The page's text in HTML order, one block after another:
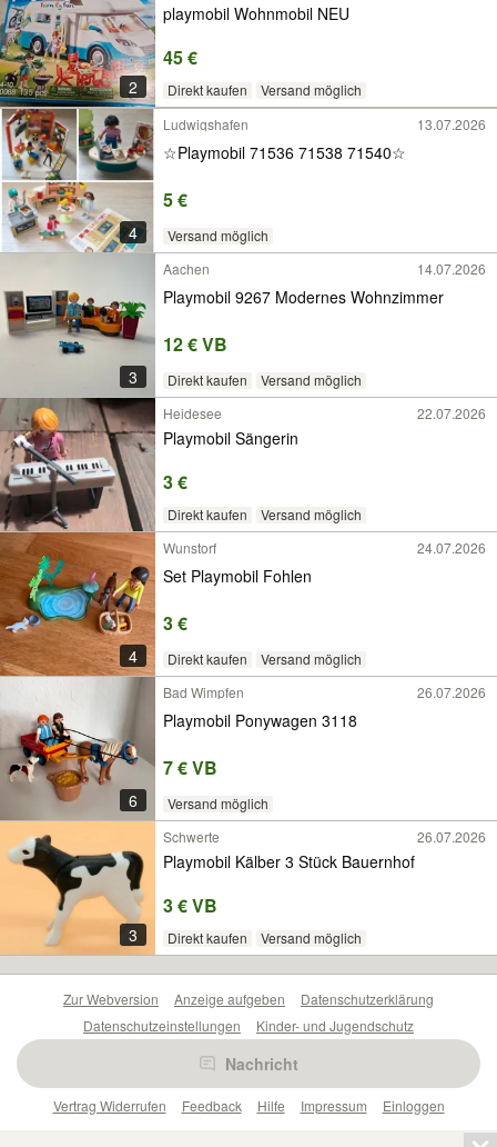
2
playmobil Wohnmobil NEU
45 €
Direkt kaufen Versand möglich
4
Ludwigshafen 13.07.2026
☆Playmobil 71536 71538 71540☆
5 €
Versand möglich
3
Aachen 14.07.2026
Playmobil 9267 Modernes Wohnzimmer
12 € VB
Direkt kaufen
Versand möglich
Heidesee
22.07.2026
Playmobil Sängerin
3 €
Direkt kaufen Versand möglich
4
Wunstorf 24.07.2026
Set Playmobil Fohlen
3 €
Direkt kaufen Versand möglich
6
Bad Wimpfen 26.07.2026
Playmobil Ponywagen 3118
7 € VB
Versand möglich
3
Schwerte 26.07.2026
Playmobil Kälber 3 Stück Bauernhof
3 € VB
Direkt kaufen Versand möglich
Nachricht
Zur Webversion Anzeige aufgeben
Datenschutzerklärung
Datenschutzeinstellungen
Kinder- und Jugendschutz
Barrierefreiheitserklärung
Vertrag Widerrufen
Feedback Hilfe Impressum Einloggen